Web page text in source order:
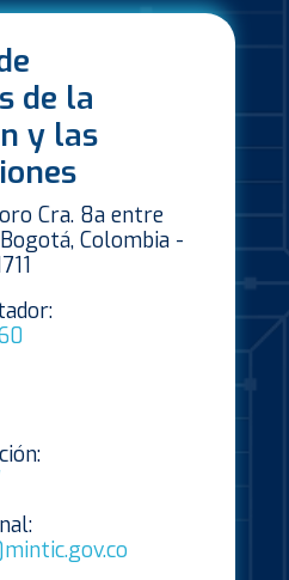
de la
y las
Cra. 8a entre
Colombia -